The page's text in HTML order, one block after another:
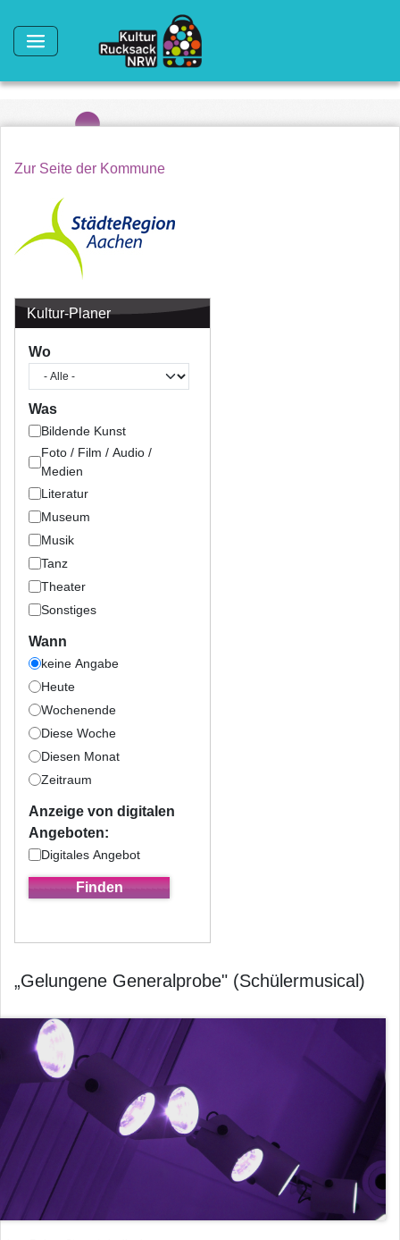
Zur Seite der Kommune
Kultur-Planer
Wo
Was
Bildende Kunst
Foto / Film / Audio /
Medien
Literatur
Museum
Musik
Tanz
Theater
Sonstiges
Wann
keine Angabe
Heute
Wochenende
Diese Woche
Diesen Monat
Zeitraum
Anzeige von digitalen
Angeboten:
Digitales Angebot
„Gelungene Generalprobe" (Schülermusical)